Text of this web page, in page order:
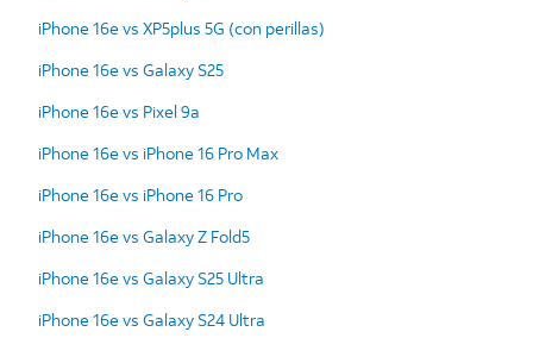
iPhone 16e vs XP5plus 5G (con perillas)
iPhone 16e vs Galaxy S25
iPhone 16e vs Pixel 9a
iPhone 16e vs iPhone 16 Pro Max
iPhone 16e vs iPhone 16 Pro
iPhone 16e vs Galaxy Z Fold5
iPhone 16e vs Galaxy S25 Ultra
iPhone 16e vs Galaxy S24 Ultra